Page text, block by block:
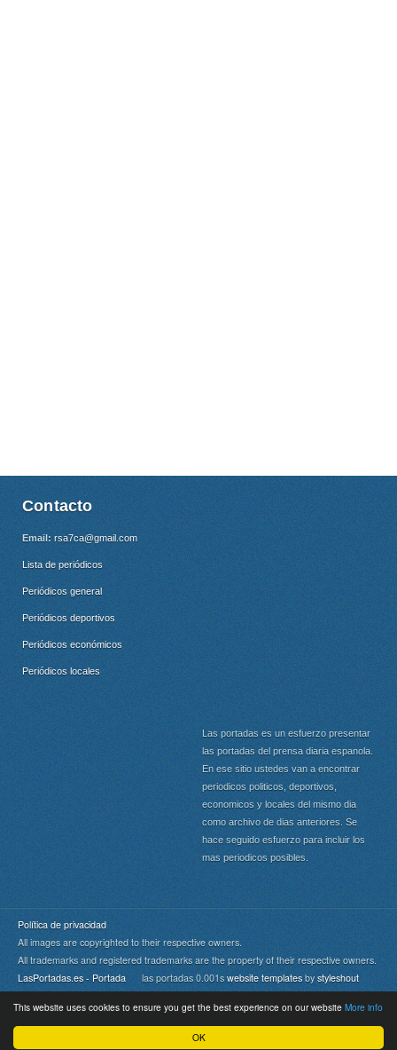
OK
This website uses cookies to ensure you get the best experience on our website More info
Contacto
Email: rsa7ca@gmail.com
Lista de periódicos
Periódicos general
Periódicos deportivos
Periódicos económicos
Periódicos locales
Las portadas es un esfuerzo presentar
las portadas del prensa diaria espanola.
En ese sitio ustedes van a encontrar
periodicos politicos, deportivos,
economicos y locales del mismo dia
como archivo de dias anteriores. Se
hace seguido esfuerzo para incluir los
mas periodicos posibles.
Política de privacidad
All images are copyrighted to their respective owners.
All trademarks and registered trademarks are the property of their respective owners.
LasPortadas.es - Portada las portadas 0.001s website templates by styleshout